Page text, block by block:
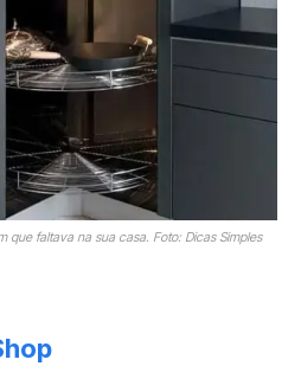
que faltava na sua casa. Foto: Dicas Simples